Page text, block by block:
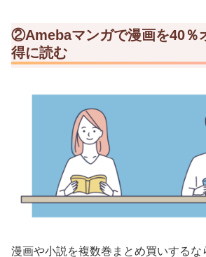
②Amebaマンガで漫画を40％
得に読む
漫画や小説を複数巻まとめ買いするな